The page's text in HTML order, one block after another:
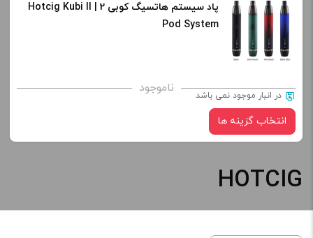
نوع کویل :
برای فعال شدن سبد خرید و نمایش قیمت ، گزینه های محصول را
از کادر بالا انتخاب کنید.
+
پاد سیستم هاتسیگ کوبی 2 | Hotcig Kubi II
Pod System
ناموجود در انبار موجود نمی باشد
انتخاب گزینه ها
HOTCIG